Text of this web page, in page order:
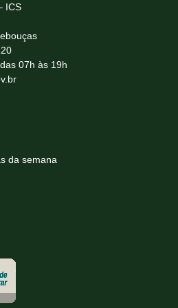
ICS
07h às 19h
da semana